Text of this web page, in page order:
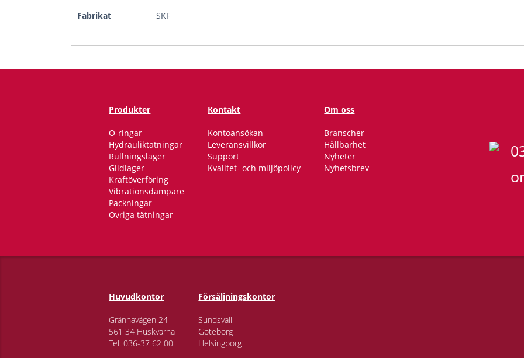
Fabrikat
SKF
Produkter
O-ringar
Hydrauliktätningar
Rullningslager
Glidlager
Kraftöverföring
Vibrationsdämpare
Packningar
Övriga tätningar
Kontakt
Kontoansökan
Leveransvillkor
Support
Kvalitet- och miljöpolicy
Om oss
Branscher
Hållbarhet
Nyheter
Nyhetsbrev
Huvudkontor
Grännavägen 24
561 34 Huskvarna
Tel:036-37 62 00
Försäljningskontor
Sundsvall
Göteborg
Helsingborg